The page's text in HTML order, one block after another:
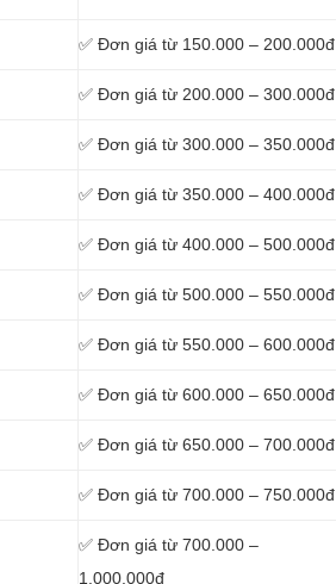
✅ Đơn giá từ 150.000 – 200.000đ
✅ Đơn giá từ 200.000 – 300.000đ
✅ Đơn giá từ 300.000 – 350.000đ
✅ Đơn giá từ 350.000 – 400.000đ
✅ Đơn giá từ 400.000 – 500.000đ
✅ Đơn giá từ 500.000 – 550.000đ
✅ Đơn giá từ 550.000 – 600.000đ
✅ Đơn giá từ 600.000 – 650.000đ
✅ Đơn giá từ 650.000 – 700.000đ
✅ Đơn giá từ 700.000 – 750.000đ
✅ Đơn giá từ 700.000 –
1.000.000đ